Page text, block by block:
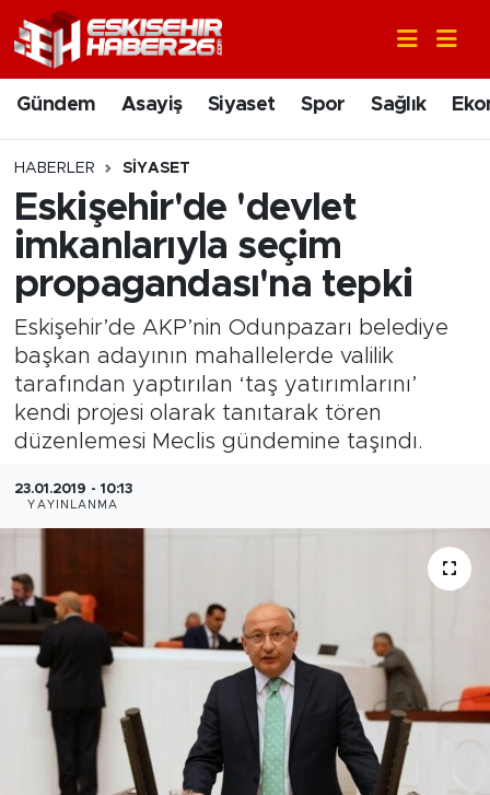
Gündem Asayiş Siyaset Spor Sağlık
HABERLER SIYASET
Eskişehir'de 'devlet
imkanlarıyla seçim
propagandası'na tepki
Eskişehir’de AKP’nin Odunpazarı belediye
başkan adayının mahallelerde valilik
tarafından yaptırılan ‘taş yatırımlarını’
kendi projesi olarak tanıtarak tören
düzenlemesi Meclis gündemine taşındı.
23.01.2019 - 10:13
YAYINLANMA
Gündem
Asayiş
Siyaset
Spor
Sağlık
Ekonomi
Eğitim
Bölge
Magazin
Dünya
Sektör
Nöbetçi Eczaneler
Hava Durumu
Trafik Durumu
Süper Lig Puan Durumu ve Fikstür
Tüm Manşetler
Son Dakika Haberleri
Haber Arşivi